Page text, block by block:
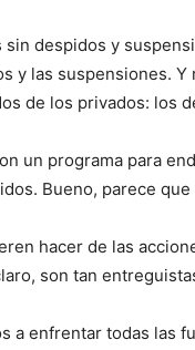
sin despidos y
y las suspensiones.
de los privados: los
un programa para
Bueno, parece
hacer de las
son tan
a enfrentar todas las